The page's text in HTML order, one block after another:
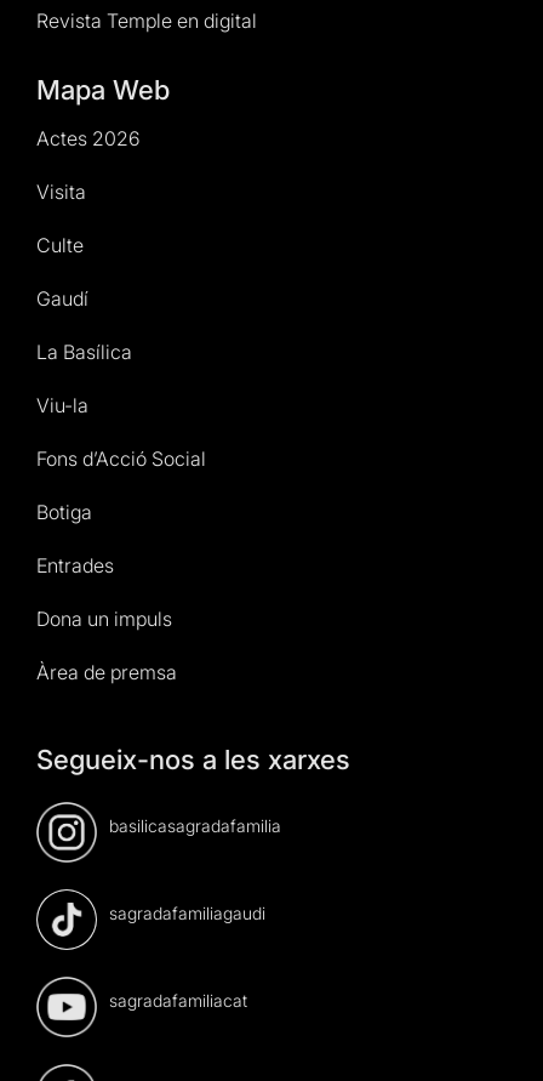
Revista Temple en digital
Mapa Web
Actes 2026
Visita
Culte
Gaudí
La Basílica
Viu-la
Fons d’Acció Social
Botiga
Entrades
Dona un impuls
Àrea de premsa
Segueix-nos a les xarxes
basilicasagradafamilia
sagradafamiliagaudi
sagradafamiliacat